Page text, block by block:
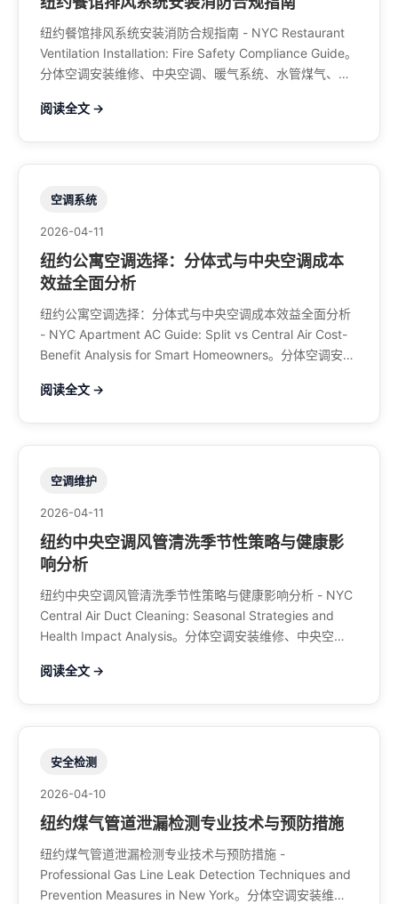
纽约餐馆排风系统安装消防合规指南 - NYC Restaurant
Ventilation Installation: Fire Safety Compliance Guide。
分体空调安装维修、中央空调、暖气系统、水管煤气、餐
阅读全文 →
空调系统
2026-04-11
纽约公寓空调选择：分体式与中央空调成本
效益全面分析
纽约公寓空调选择：分体式与中央空调成本效益全面分析
- NYC Apartment AC Guide: Split vs Central Air Cost-
Benefit Analysis for Smart Homeowners。分体空调安装
拉充电桩。电话：929-708-8979
阅读全文 →
空调维护
2026-04-11
纽约中央空调风管清洗季节性策略与健康影
响分析
纽约中央空调风管清洗季节性策略与健康影响分析 - NYC
Central Air Duct Cleaning: Seasonal Strategies and
Health Impact Analysis。分体空调安装维修、中央空
话：929-708-8979
阅读全文 →
安全检测
2026-04-10
纽约煤气管道泄漏检测专业技术与预防措施
纽约煤气管道泄漏检测专业技术与预防措施 -
Professional Gas Line Leak Detection Techniques and
Prevention Measures in New York。分体空调安装维